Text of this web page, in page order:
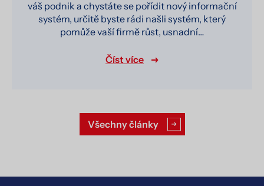
váš podnik a chystáte se pořídit nový informační
systém, určitě byste rádi našli systém, který
pomůže vaší firmě růst, usnadní…
Číst více
Všechny články